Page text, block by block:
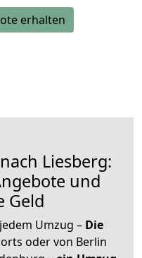
erhalten
Liesberg:
und
Geld
Umzug – Die
oder von Berlin